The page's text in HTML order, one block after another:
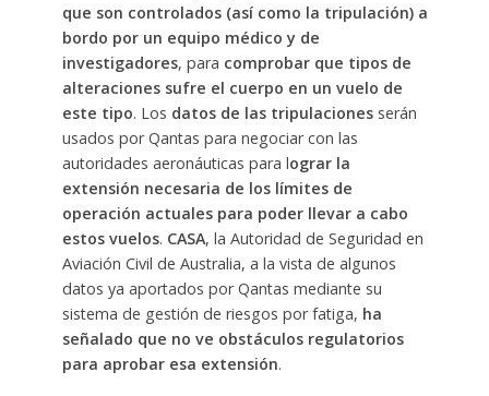
que son controlados (así como la tripulación) a
bordo por un equipo médico y de
investigadores, para comprobar que tipos de
alteraciones sufre el cuerpo en un vuelo de
este tipo. Los datos de las tripulacionesserán
usados por Qantas para negociar con las
autoridades aeronáuticas para lograr la
extensión necesaria de los límites de
operación actuales para poder llevar a cabo
estos vuelos. CASA, la Autoridad de Seguridad en
Aviación Civil de Australia, a la vista de algunos
datos ya aportados por Qantas mediante su
sistema de gestión de riesgos por fatiga, ha
señalado que no ve obstáculos regulatorios
para aprobar esa extensión.